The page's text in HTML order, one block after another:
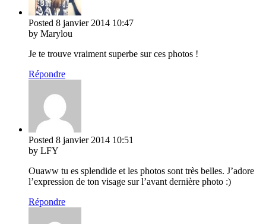
Posted 8 janvier 2014 10:47
by Marylou
Je te trouve vraiment superbe sur ces photos !
Répondre
Posted 8 janvier 2014 10:51
by LFY
Ouaww tu es splendide et les photos sont très belles. J’adore
l’expression de ton visage sur l’avant dernière photo :)
Répondre